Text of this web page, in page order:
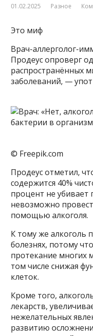
01.02.2025 Разное
Это миф
Врач-аллерголог-
Продеус опроверг
распространённых
заболеваний, —
© Freepik.com
Продеус отметил,
содержится 40%
процент не убивает
невозможно
помощью алкоголя.
К тому же алкоголь
болезнях, потому
протекание многих
том числе снижая
клеток.
Кроме того,
лекарств,
нежелательных
развитию